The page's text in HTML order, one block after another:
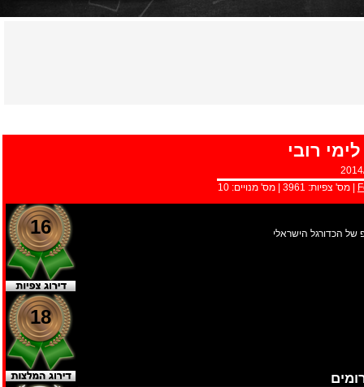
רובי
| מס' צפיות: 3961 | מס' מנויים: 10
של הכדורגל הישראלי 16
18